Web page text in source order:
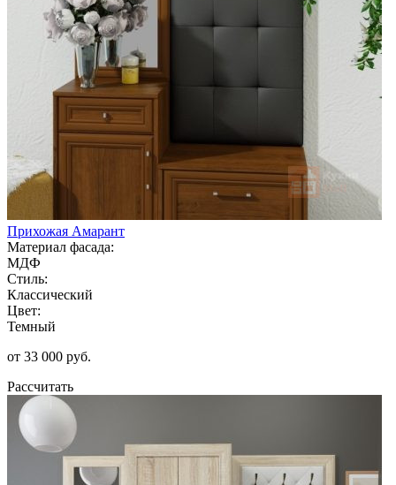
Прихожая Амарант
Материал фасада:
МДФ
Стиль:
Классический
Цвет:
Темный
от 33 000 руб.
Рассчитать